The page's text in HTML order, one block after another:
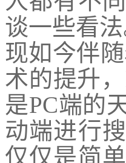
谈一些看法
现如今伴
术的提升
是PC端的
动端进行
仅仅是简